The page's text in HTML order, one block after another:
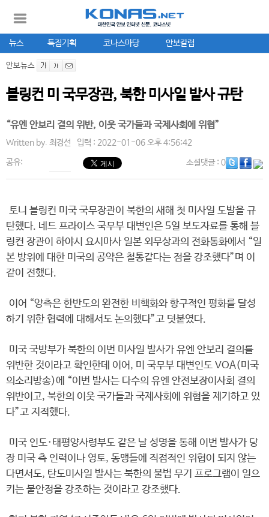
뉴스 특집기획 코나스마당 안보칼럼
안보뉴스
블링컨 미 국무장관, 북한 미사일 발사 규탄
“유엔 안보리 결의 위반, 이웃 국가들과 국제사회에 위협”
Written by. 최경선 입력 : 2022-01-06 오후 4:56:42
공유: 소셜댓글: 0
토니 블링컨 미국 국무장관이 북한의 새해 첫 미사일 도발을 규
탄했다. 네드 프라이스 국무부 대변인은 5일 보도자료를 통해 블
링컨 장관이 하야시 요시마사 일본 외무상과의 전화통화에서 “일
본 방위에 대한 미국의 공약은 철통같다는 점을 강조했다”며 이
같이 전했다.
이어 “양측은 한반도의 완전한 비핵화와 항구적인 평화를 달성
하기 위한 협력에 대해서도 논의했다”고 덧붙였다.
미국 국방부가 북한의 이번 미사일 발사가 유엔 안보리 결의를
위반한 것이라고 확인한데 이어, 미 국무부 대변인도 VOA(미국
의소리방송)에 “이번 발사는 다수의 유엔 안전보장이사회 결의
위반이고, 북한의 이웃 국가들과 국제사회에 위협을 제기하고 있
다”고 지적했다.
미국 인도·태평양사령부도 같은 날 성명을 통해 이번 발사가 당
장 미국 측 인력이나 영토, 동맹들에 직접적인 위협이 되지 않는
다면서도, 탄도미사일 발사는 북한의 불법 무기 프로그램이 일으
키는 불안정을 강조하는 것이라고 강조했다.